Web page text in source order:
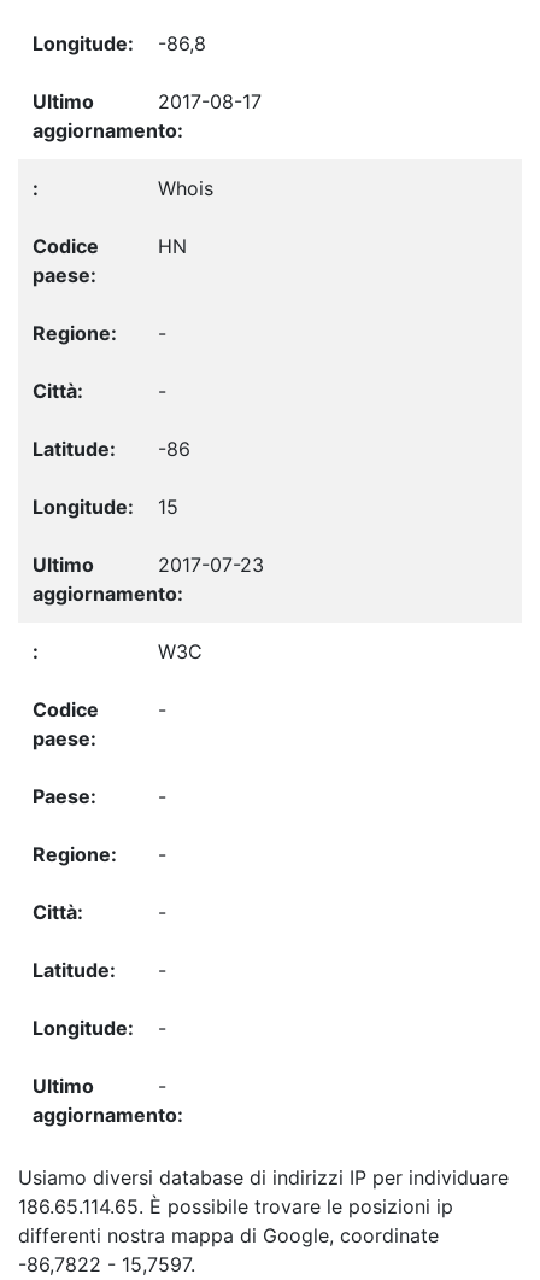
-86,8
2017-08-17
Whois
HN
-
-
-86
15
2017-07-23
W3C
-
-
-
-
-
-
-
Usiamo diversi database di indirizzi IP per individuare
186.65.114.65. È possibile trovare le posizioni ip
differenti nostra mappa di Google, coordinate
-86,7822 - 15,7597.